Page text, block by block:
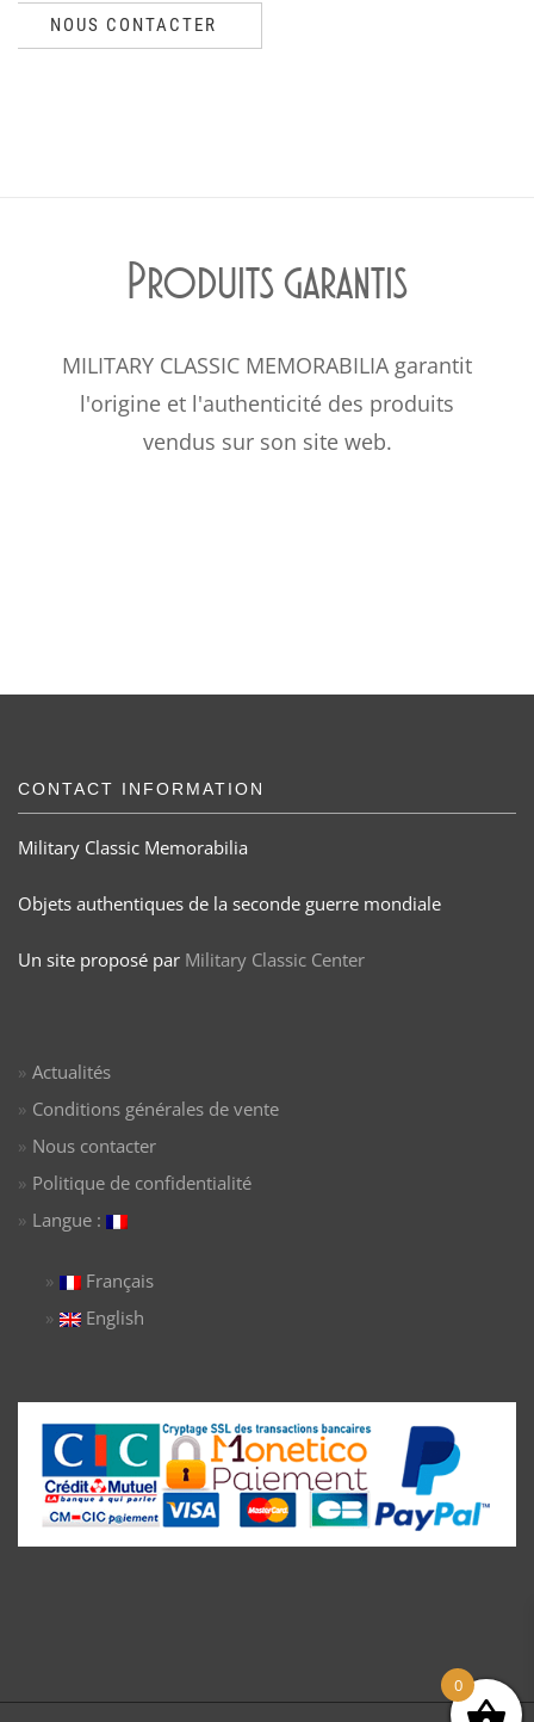
NOUS CONTACTER
Produits garantis
MILITARY CLASSIC MEMORABILIA garantit
l'origine et l'authenticité des produits
vendus sur son site web.
CONTACT INFORMATION
Military Classic Memorabilia
Objets authentiques de la seconde guerre mondiale
Un site proposé par Military Classic Center
Actualités
Conditions générales de vente
Nous contacter
Politique de confidentialité
Langue :
Français
English
0